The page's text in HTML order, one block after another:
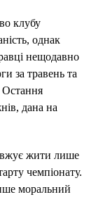
клубу
однак
нещодавно
за травень та
Остання
дана на
жити лише
чемпіонату.
моральний